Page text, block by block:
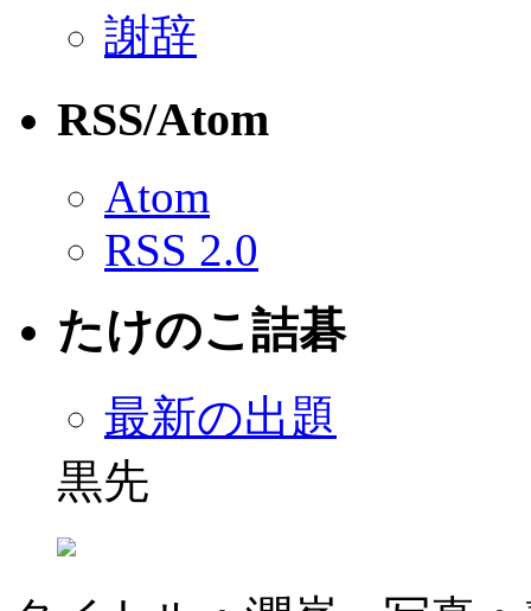
謝辞
RSS/Atom
Atom
RSS 2.0
たけのこ詰碁
最新の出題
黒先